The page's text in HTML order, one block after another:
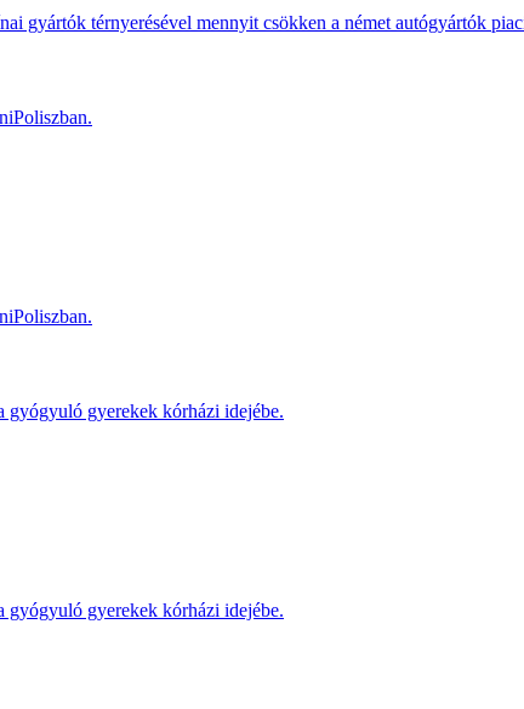
gyártók térnyerésével mennyit csökken a német autógyártók
gyógyuló gyerekek kórházi idejébe.
gyógyuló gyerekek kórházi idejébe.